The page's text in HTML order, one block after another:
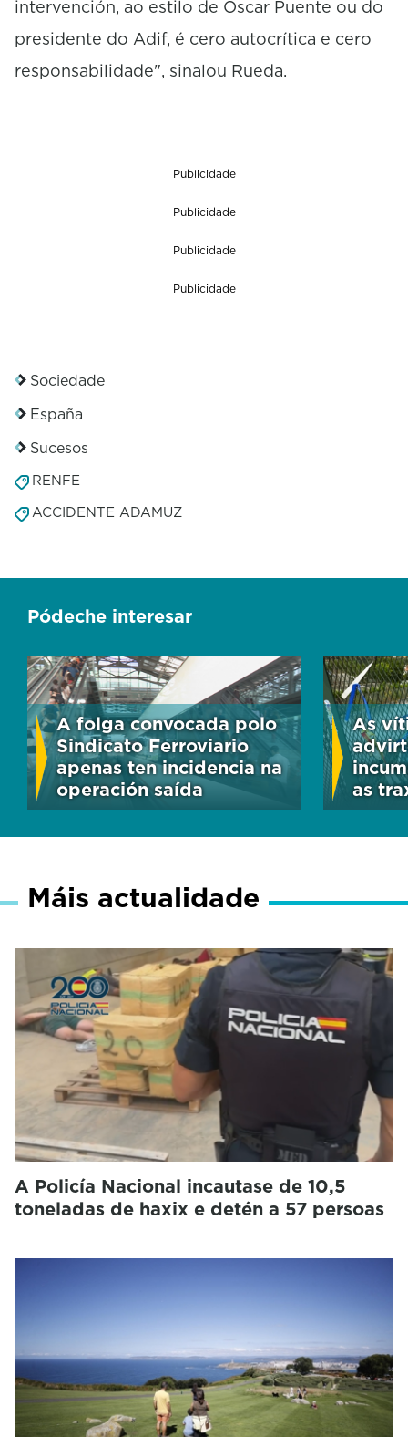
intervención, ao estilo de Óscar Puente ou do
presidente do Adif, é cero autocrítica e cero
responsabilidade", sinalou Rueda.
Publicidade
Publicidade
Publicidade
Publicidade
Sociedade
España
Sucesos
RENFE
ACCIDENTE ADAMUZ
Pódeche interesar
A folga convocada polo
Sindicato Ferroviario
apenas ten incidencia na
operación saída
As
as
Máis actualidade
A Policía Nacional incautase de 10,5
toneladas de haxix e detén a 57 persoas